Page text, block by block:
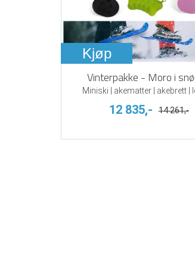
Kjøp
Vinterpakke - Moro i
Miniski | akematter | akebrett |
12 835,- 14 261,-